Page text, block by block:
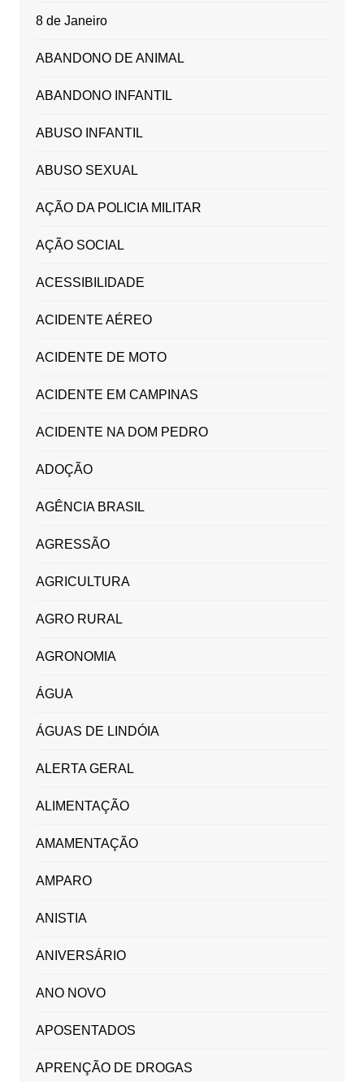
8 de Janeiro
ABANDONO DE ANIMAL
ABANDONO INFANTIL
ABUSO INFANTIL
ABUSO SEXUAL
AÇÃO DA POLICIA MILITAR
AÇÃO SOCIAL
ACESSIBILIDADE
ACIDENTE AÉREO
ACIDENTE DE MOTO
ACIDENTE EM CAMPINAS
ACIDENTE NA DOM PEDRO
ADOÇÃO
AGÊNCIA BRASIL
AGRESSÃO
AGRICULTURA
AGRO RURAL
AGRONOMIA
ÁGUA
ÁGUAS DE LINDÓIA
ALERTA GERAL
ALIMENTAÇÃO
AMAMENTAÇÃO
AMPARO
ANISTIA
ANIVERSÁRIO
ANO NOVO
APOSENTADOS
APRENÇÃO DE DROGAS